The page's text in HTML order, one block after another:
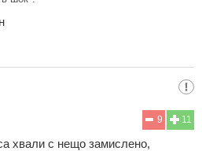
11
9
хвали с нещо замислено,